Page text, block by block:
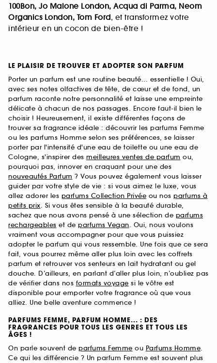
100Bon, Jo Malone London, Acqua di Parma, Neom
Organics London, Tom Ford, et transformez votre
intérieur en un cocon de bien-être !
LE PLAISIR DE TROUVER ET ADOPTER SON PARFUM
Porter un parfum est une routine beauté... essentielle ! Oui,
avec ses notes olfactives de tête, de cœur et de fond, un
parfum raconte notre personnalité et laisse une empreinte
délicate à chacun de nos passages. Encore faut-il bien le
choisir ! Heureusement, il existe différentes façons de
trouver sa fragrance idéale : découvrir les parfums Femme
ou les parfums Homme selon ses préférences, se laisser
porter par l'intensité d'une eau de toilette ou une eau de
Cologne, s'inspirer des meilleures ventes de parfum ou,
pourquoi pas, innover en craquant pour une des
nouveautés Parfum ? Vous pouvez également vous laisser
guider par votre style de vie : si vous aimez le luxe, vous
allez adorer les parfums Collection Privée ou nos parfums à
petits prix. Si vous êtes sensible à la beauté durable,
sachez que nous avons pensé à une sélection de parfums
rechargeables et de parfums Vegan. Oui, nous voulons
vraiment vous accompagner pour que vous puissiez
adopter le parfum qui vous ressemble. Une fois que ce sera
fait, vous pourrez même aller plus loin avec les coffrets
parfum et retrouver vos senteurs en lait hydratant ou gel
douche. D’ailleurs, en parlant d’aller plus loin, n’oubliez pas
de vérifier dans nos formats voyage si le vôtre est
disponible pour emporter votre fragrance où que vous
alliez. Une belle aventure commence !
PARFUMS FEMME, PARFUM HOMME... : DES
FRAGRANCES POUR TOUS LES GENRES ET TOUS LES
ÂGES !
On parle souvent de parfums Femme ou Parfums Homme.
Ce qui les différencie ? Un parfum Femme est souvent plus